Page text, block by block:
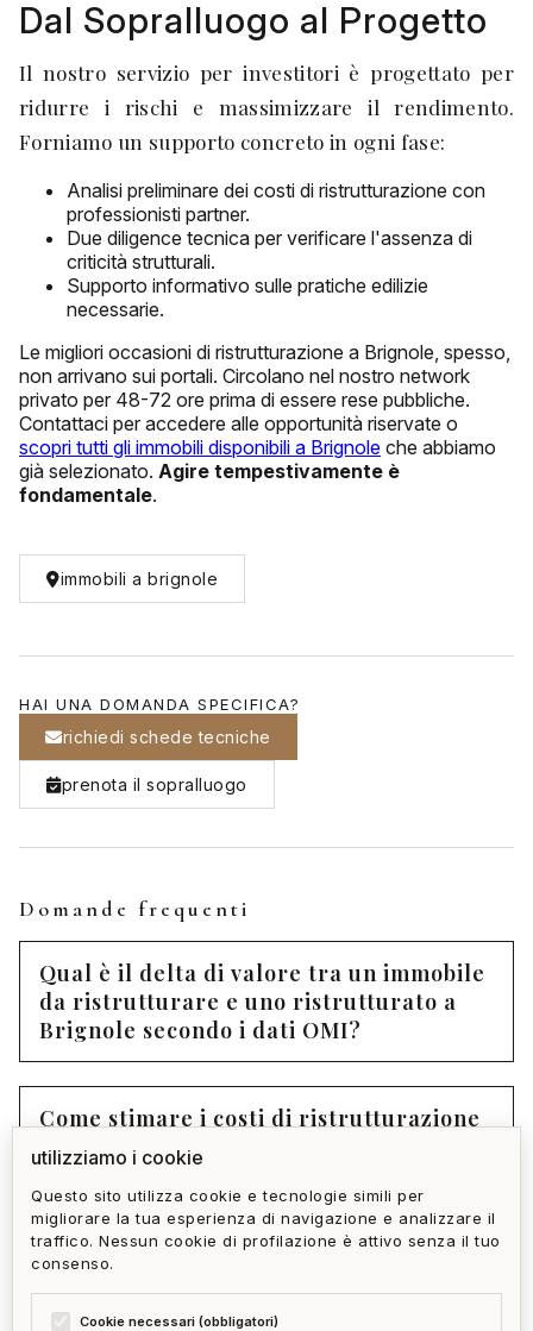
Dal Sopralluogo al Progetto
Il nostro servizio per investitori è progettato per
ridurre i rischi e massimizzare il rendimento.
Forniamo un supporto concreto in ogni fase:
Analisi preliminare dei costi di ristrutturazione con
professionisti partner.
Due diligence tecnica per verificare l'assenza di
criticità strutturali.
Supporto informativo sulle pratiche edilizie
necessarie.
Le migliori occasioni di ristrutturazione a Brignole, spesso,
non arrivano sui portali. Circolano nel nostro network
privato per 48-72 ore prima di essere rese pubbliche.
Contattaci per accedere alle opportunità riservate o
scopri tutti gli immobili disponibili a Brignole che abbiamo
già selezionato. Agire tempestivamente è
fondamentale.
immobili a brignole
HAI UNA DOMANDA SPECIFICA?
richiedi schede tecniche
prenota il sopralluogo
Domande frequenti
Qual è il delta di valore tra un immobile
da ristrutturare e uno ristrutturato a
Brignole secondo i dati OMI?
Come stimare i costi di ristrutturazione
prima di fare un'offerta?
Quali permessi edilizi servono per una
ristrutturazione integrale a Brignole?
utilizziamo i cookie
Questo sito utilizza cookie e tecnologie simili per
migliorare la tua esperienza di navigazione e analizzare il
traffico. Nessun cookie di profilazione è attivo senza il tuo
consenso.
Cookie necessari (obbligatori)